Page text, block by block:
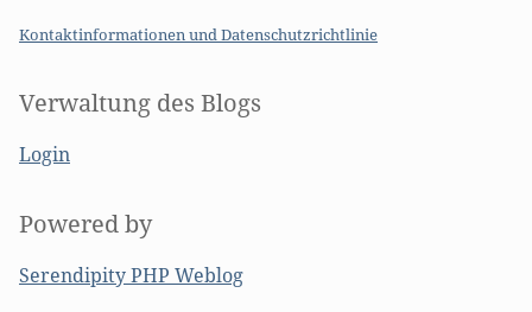
Kontaktinformationen und Datenschutzrichtlinie
Verwaltung des Blogs
Login
Powered by
Serendipity PHP Weblog